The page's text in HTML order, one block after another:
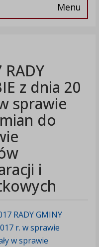
Menu
z dnia 20
sprawie
do
i
RADY GMINY
r. w sprawie
w sprawie